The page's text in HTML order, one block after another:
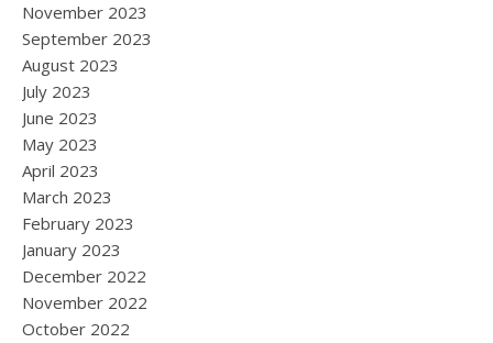
November 2023
September 2023
August 2023
July 2023
June 2023
May 2023
April 2023
March 2023
February 2023
January 2023
December 2022
November 2022
October 2022